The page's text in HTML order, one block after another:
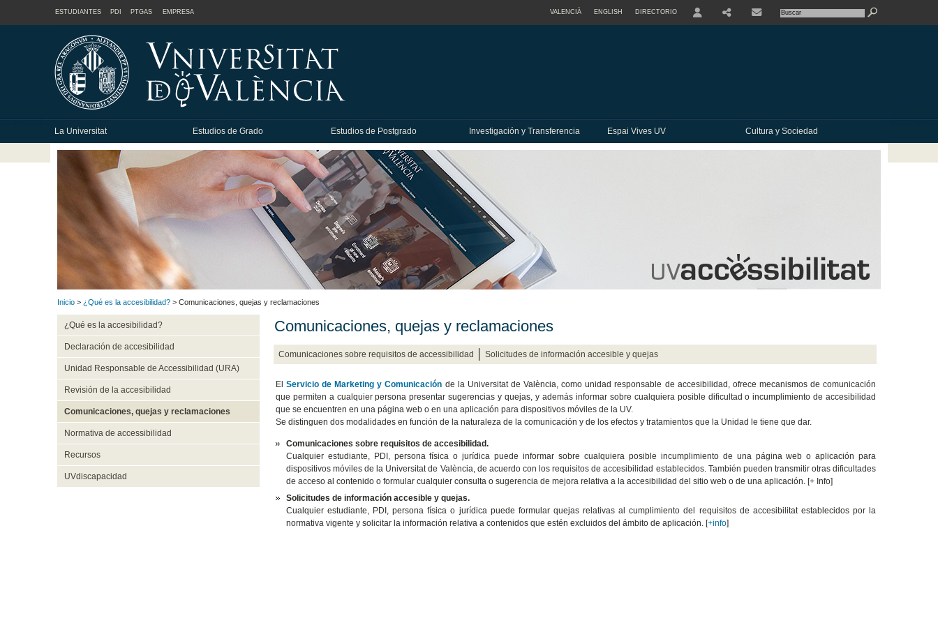
ESTUDIANTES PDI PTGAS EMPRESA VALENCIÀ ENGLISH DIRECTORIO
La Universitat Estudios de Grado Estudios de Postgrado Investigación y Transferencia Espai Vives UV Cultura y Sociedad
Inicio > ¿Qué es la accesibilidad? > Comunicaciones, quejas y reclamaciones
¿Qué es la accesibilidad?
Declaración de accesibilidad
Unidad Responsable de Accessibilidad (URA)
Revisión de la accesibilidad
Comunicaciones, quejas y reclamaciones
Normativa de accessibilidad
Recursos
UVdiscapacidad
Comunicaciones, quejas y reclamaciones
Comunicaciones sobre requisitos de accessibilidad Solicitudes de información accesible y quejas
El Servicio de Marketing y Comunicación de la Universitat de València, como unidad responsable de accesibilidad, ofrece mecanismos de comunicación
que permiten a cualquier persona presentar sugerencias y quejas, y además informar sobre cualquiera posible dificultad o incumplimiento de accesibilidad
que se encuentren en una página web o en una aplicación para dispositivos móviles de la UV.
Se distinguen dos modalidades en función de la naturaleza de la comunicación y de los efectos y tratamientos que la Unidad le tiene que dar.
Comunicaciones sobre requisitos de accesibilidad.
Cualquier estudiante, PDI, persona física o jurídica puede informar sobre cualquiera posible incumplimiento de una página web o aplicación para
dispositivos móviles de la Universitat de València, de acuerdo con los requisitos de accesibilidad establecidos. También pueden transmitir otras dificultades
de acceso al contenido o formular cualquier consulta o sugerencia de mejora relativa a la accesibilidad del sitio web o de una aplicación. [+ Info]
Solicitudes de información accesible y quejas.
​​Cualquier estudiante, PDI, persona física o jurídica puede formular quejas relativas al cumplimiento del requisitos de accesibilitat establecidos por la
normativa vigente y solicitar la información relativa a contenidos que estén excluidos del ámbito de aplicación. [+info]